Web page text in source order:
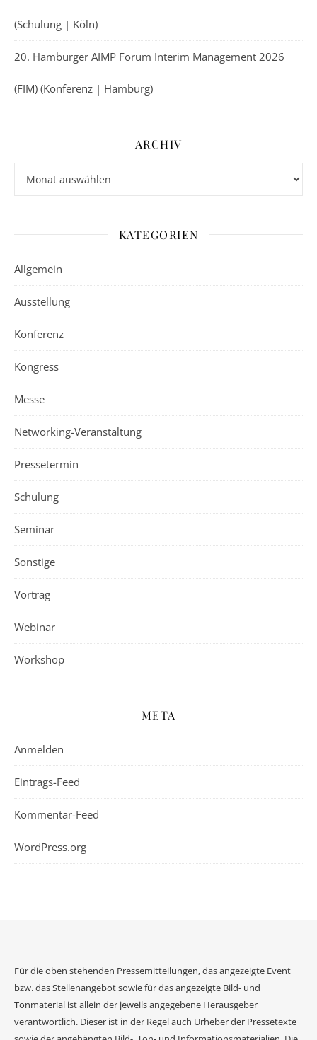
(Schulung | Köln)
20. Hamburger AIMP Forum Interim Management 2026
(FIM) (Konferenz | Hamburg)
ARCHIV
KATEGORIEN
Allgemein
Ausstellung
Konferenz
Kongress
Messe
Networking-Veranstaltung
Pressetermin
Schulung
Seminar
Sonstige
Vortrag
Webinar
Workshop
META
Anmelden
Eintrags-Feed
Kommentar-Feed
WordPress.org
Für die oben stehenden Pressemitteilungen, das angezeigte Event
bzw. das Stellenangebot sowie für das angezeigte Bild- und
Tonmaterial ist allein der jeweils angegebene Herausgeber
verantwortlich. Dieser ist in der Regel auch Urheber der Pressetexte